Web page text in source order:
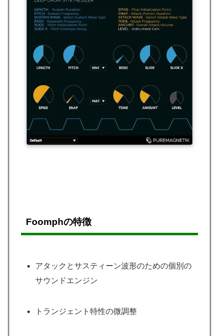
Foomphの特徴
アタックとサスティーン波形のための個別の
サウンドエンジン
トランジェント特性の微調整